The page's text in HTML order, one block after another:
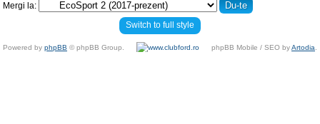
Mergi la:
Switch to full style
Powered by phpBB © phpBB Group. phpBB Mobile / SEO byArtodia